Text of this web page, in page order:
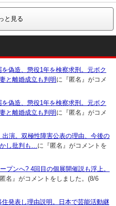
と見る
偽造、懲役1年を検察求刑。元ボク
と離婚成立も判明 に『匿名』がコメ
偽造、懲役1年を検察求刑。元ボク
と離婚成立も判明 に『匿名』がコメ
演。双極性障害公表の理由、今後の
し批判も… に『匿名』がコメントを
プンへ? 4回目の個展開催説も浮上。
名』がコメントをしました。(8/6
発表し理由説明。日本で芸能活動継